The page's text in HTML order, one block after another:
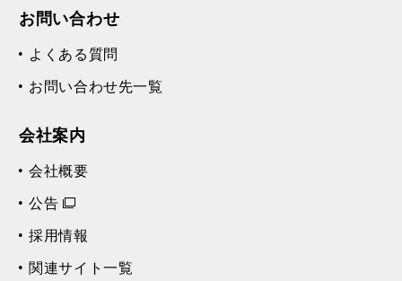
お問い合わせ
よくある質問
お問い合わせ先一覧
会社案内
会社概要
公告
採用情報
関連サイト一覧